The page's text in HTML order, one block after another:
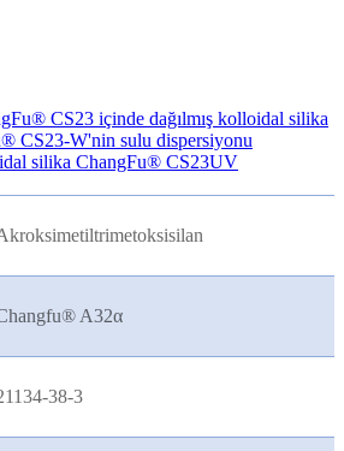
CS23 içinde dağılmış kolloidal silika
CS23-W'nin sulu dispersiyonu
silika ChangFu® CS23UV
A32α
38-3